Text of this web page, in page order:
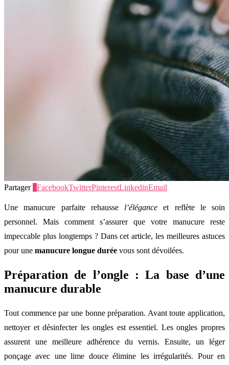
Partager FacebookTwitterPinterestLinkedinEmail
Une manucure parfaite rehausse l’élégance et reflète le soin
personnel. Mais comment s’assurer que votre manucure reste
impeccable plus longtemps ? Dans cet article, les meilleures astuces
pour une manucure longue durée vous sont dévoilées.
Préparation de l’ongle : La base d’une
manucure durable
Tout commence par une bonne préparation. Avant toute application,
nettoyer et désinfecter les ongles est essentiel. Les ongles propres
assurent une meilleure adhérence du vernis. Ensuite, un léger
ponçage avec une lime douce élimine les irrégularités. Pour en